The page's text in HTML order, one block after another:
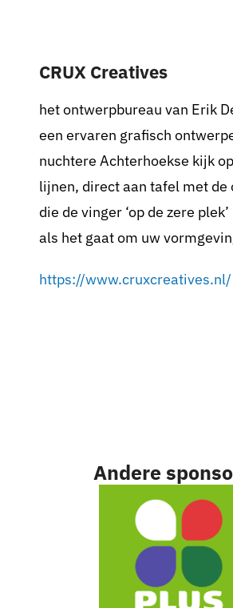
Sponsoren
Contact
Zoeken
naar:
CRUX Creatives
het ontwerpbureau van Erik
een ervaren grafisch
nuchtere Achterhoekse kijk
lijnen, direct aan tafel met de
die de vinger ‘op de zere
als het gaat om uw
https://www.cruxcreatives.nl/
Andere